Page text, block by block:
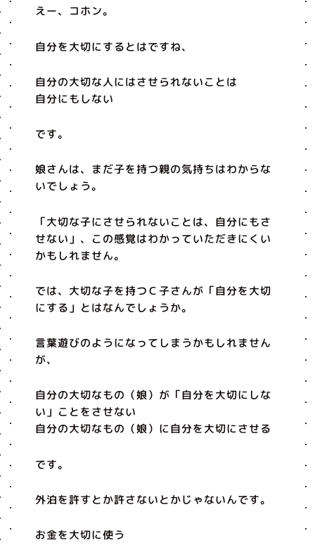
えー、コホン。
自分を大切にするとはですね、
自分の大切な人にはさせられないことは
自分にもしない
です。
娘さんは、まだ子を持つ親の気持ちはわからな
いでしょう。
「大切な子にさせられないことは、自分にもさ
せない」、この感覚はわかっていただきにくい
かもしれません。
では、大切な子を持つＣ子さんが「自分を大切
にする」とはなんでしょうか。
言葉遊びのようになってしまうかもしれません
が、
自分の大切なもの（娘）が「自分を大切にしな
い」ことをさせない
自分の大切なもの（娘）に自分を大切にさせる
です。
外泊を許すとか許さないとかじゃないんです。
お金を大切に使う